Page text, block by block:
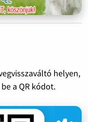
helyen,
a QR kódot.